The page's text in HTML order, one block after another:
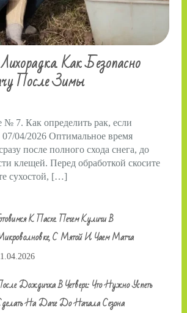
Как Безопасно
После Зимы
7. Как определить рак, если
04/2026 Оптимальное время
после полного схода снега, до
клещей. Перед обработкой скосите
сухостой, […]
К Пасхе. Печем Куличи В
С Мятой И Чаем Матча
Дождичка В Четверг: Что Нужно Успеть
На Даче До Начала Сезона